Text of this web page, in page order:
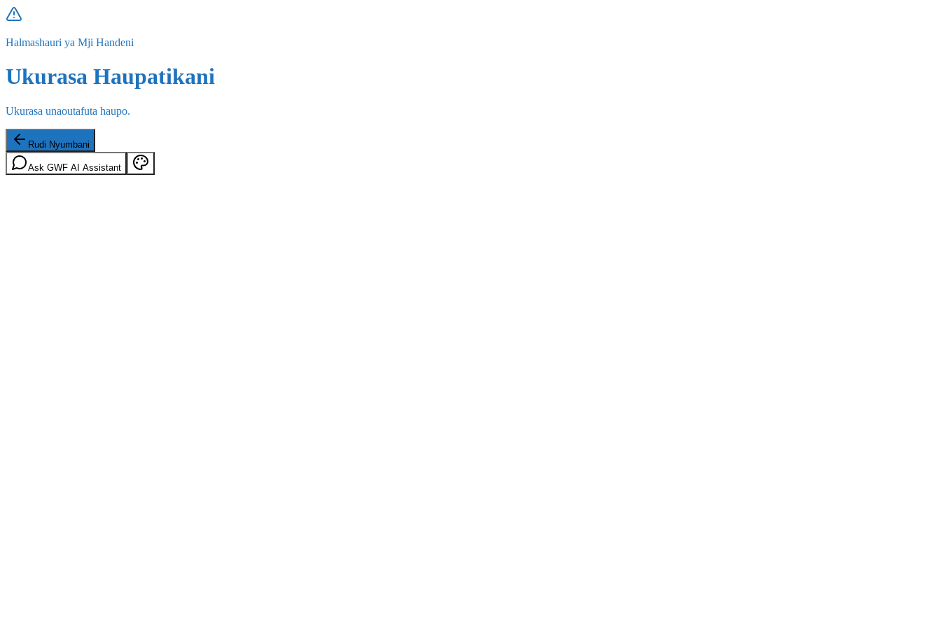
Halmashauri ya Mji Handeni
Ukurasa Haupatikani
Ukurasa unaoutafuta haupo.
Rudi Nyumbani
Ask GWF AI Assistant